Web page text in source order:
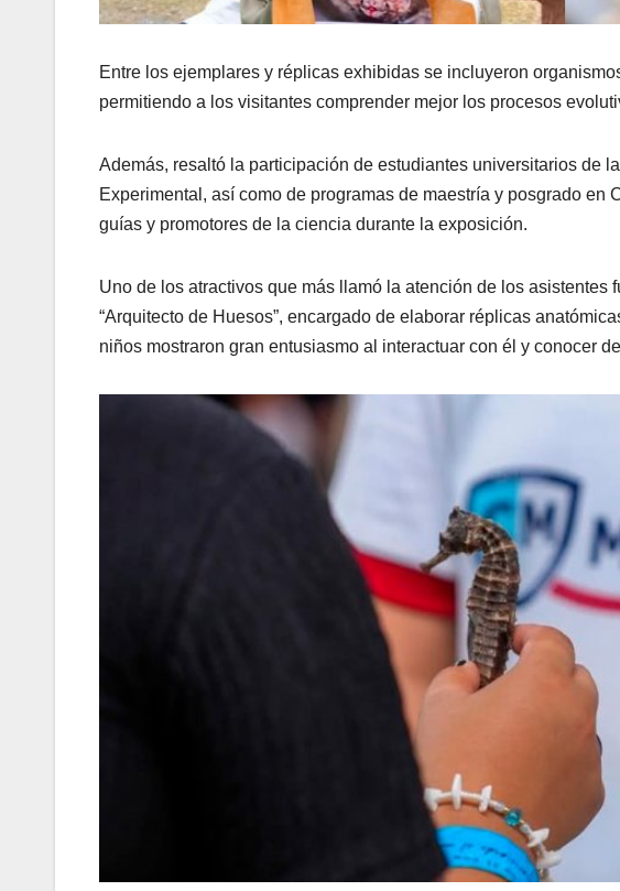
Entre los ejemplares y réplicas exhibidas se incluyeron
permitiendo a los visitantes comprender mejor los procesos
Además, resaltó la participación de estudiantes universitarios de
Experimental, así como de programas de maestría y posgrado
guías y promotores de la ciencia durante la exposición.
Uno de los atractivos que más llamó la atención de los asistentes
“Arquitecto de Huesos”, encargado de elaborar réplicas
niños mostraron gran entusiasmo al interactuar con él y conocer